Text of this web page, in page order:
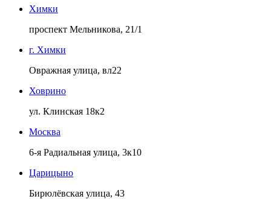
Химки
проспект Мельникова, 21/1
г. Химки
Овражная улица, вл22
Ховрино
ул. Клинская 18к2
Москва
6-я Радиальная улица, 3к10
Царицыно
Бирюлёвская улица, 43